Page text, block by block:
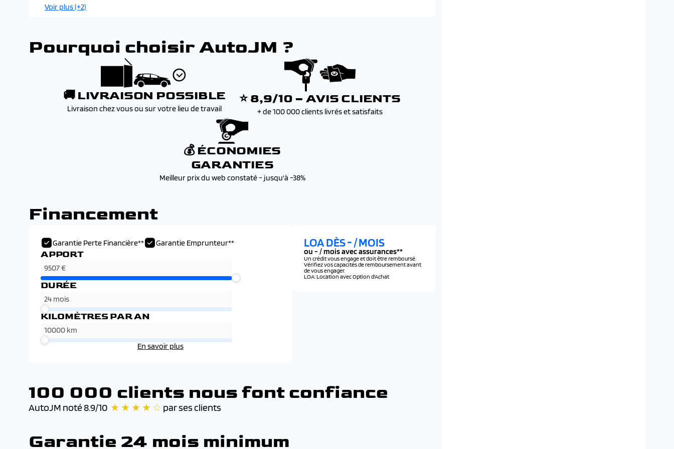
Pack securite
Voir plus (+2)
Pourquoi choisir AutoJM ?
🚚 LIVRAISON POSSIBLE
Livraison chez vous ou sur votre lieu de travail
⭐ 8,9/10 – AVIS CLIENTS
+ de 100 000 clients livrés et satisfaits
💰 ÉCONOMIES
GARANTIES
Meilleur prix du web constaté - jusqu'à -38%
Financement
Garantie Perte Financière** Garantie Emprunteur**
APPORT
DURÉE
KILOMÈTRES PAR AN
En savoir plus
LOA DÈS-/ MOIS
ou- / mois avec assurances**
Un crédit vous engage et doit être remboursé.
Vérifiez vos capacités de remboursement avant
de vous engager.
LOA: Location avec Option d'Achat
100 000 clients nous font confiance
AutoJM noté 8.9/10 ★ ★ ★ ★ ☆ par ses clients
Garantie 24 mois minimum